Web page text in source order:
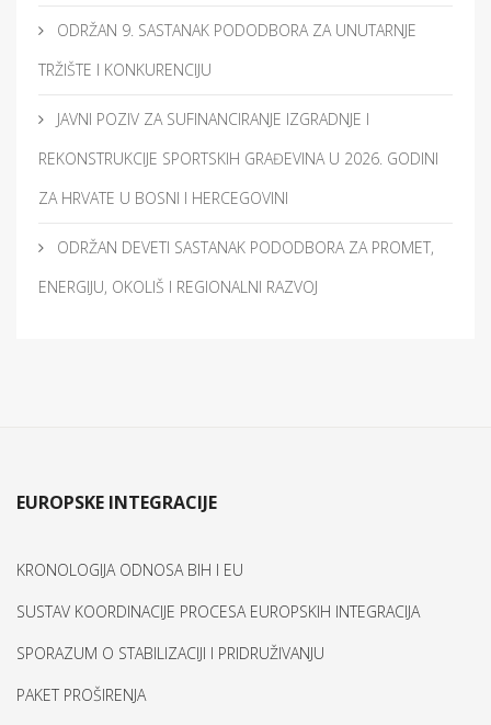
ODRŽAN 9. SASTANAK PODODBORA ZA UNUTARNJE
TRŽIŠTE I KONKURENCIJU
JAVNI POZIV ZA SUFINANCIRANJE IZGRADNJE I
REKONSTRUKCIJE SPORTSKIH GRAĐEVINA U 2026. GODINI
ZA HRVATE U BOSNI I HERCEGOVINI
ODRŽAN DEVETI SASTANAK PODODBORA ZA PROMET,
ENERGIJU, OKOLIŠ I REGIONALNI RAZVOJ
EUROPSKE INTEGRACIJE
KRONOLOGIJA ODNOSA BIH I EU
SUSTAV KOORDINACIJE PROCESA EUROPSKIH INTEGRACIJA
SPORAZUM O STABILIZACIJI I PRIDRUŽIVANJU
PAKET PROŠIRENJA